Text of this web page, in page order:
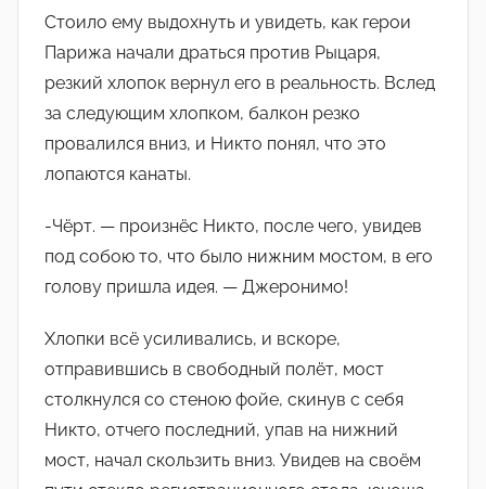
Стоило ему выдохнуть и увидеть, как герои
Парижа начали драться против Рыцаря,
резкий хлопок вернул его в реальность. Вслед
за следующим хлопком, балкон резко
провалился вниз, и Никто понял, что это
лопаются канаты.
-Чëрт. — произнëс Никто, после чего, увидев
под собою то, что было нижним мостом, в его
голову пришла идея. — Джеронимо!
Хлопки всë усиливались, и вскоре,
отправившись в свободный полëт, мост
столкнулся со стеною фойе, скинув с себя
Никто, отчего последний, упав на нижний
мост, начал скользить вниз. Увидев на своëм